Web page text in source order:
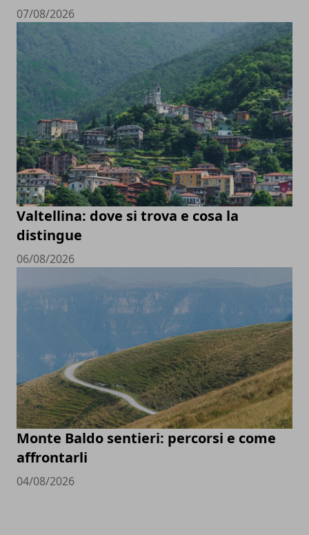
07/08/2026
Valtellina: dove si trova e cosa la
distingue
06/08/2026
Monte Baldo sentieri: percorsi e come
affrontarli
04/08/2026